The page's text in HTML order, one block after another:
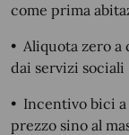
come prima
• Aliquota zero a
dai servizi sociali
• Incentivo bici a
prezzo sino al